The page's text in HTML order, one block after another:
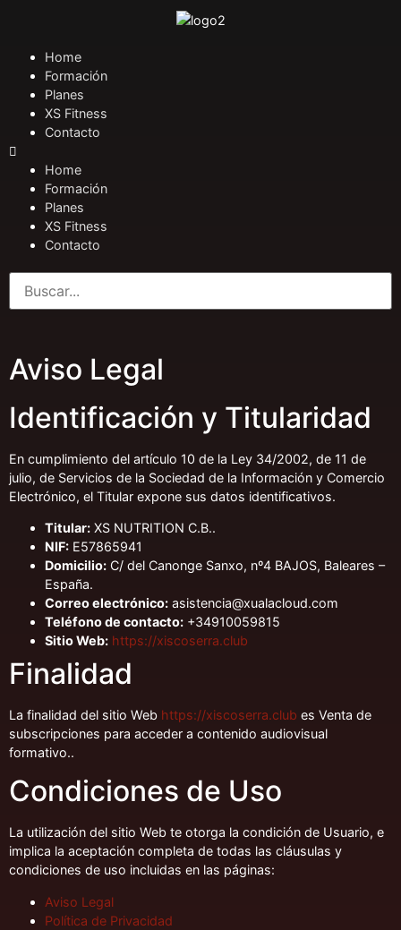
Home
Formación
Planes
XS Fitness
Contacto
Home
Formación
Planes
XS Fitness
Contacto
Aviso Legal
Identificación y Titularidad
En cumplimiento del artículo 10 de la Ley 34/2002, de 11 de
julio, de Servicios de la Sociedad de la Información y Comercio
Electrónico, el Titular expone sus datos identificativos.
Titular: XS NUTRITION C.B..
NIF: E57865941
Domicilio: C/ del Canonge Sanxo, nº4 BAJOS, Baleares –
España.
Correo electrónico: asistencia@xualacloud.com
Teléfono de contacto: +34910059815
Sitio Web: https://xiscoserra.club
Finalidad
La finalidad del sitio Web https://xiscoserra.club es Venta de
subscripciones para acceder a contenido audiovisual
formativo..
Condiciones de Uso
La utilización del sitio Web te otorga la condición de Usuario, e
implica la aceptación completa de todas las cláusulas y
condiciones de uso incluidas en las páginas:
Aviso Legal
Política de Privacidad